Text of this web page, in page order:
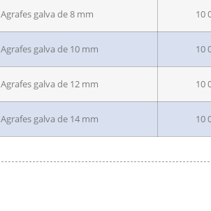
Agrafes galva de 8 mm 10
Agrafes galva de 10 mm 10
Agrafes galva de 12 mm 10
Agrafes galva de 14 mm 10